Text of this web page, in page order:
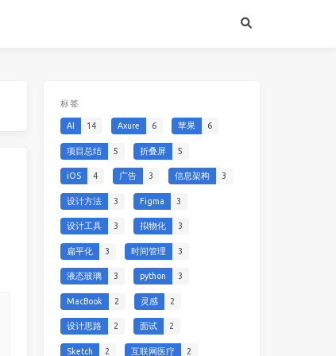
标签
AI 14 Axure 6 苹果 6
项目总结 5 折叠屏 5
iOS 4 广告 3 信息架构 3
设计方法 3 Figma 3
设计工具 3 拟物化 3
扁平化 3 时间管理 3
液态玻璃 3 python 3
MacBook 2 灵感 2
设计思路 2 面试 2
Sketch 2 互联网医疗 2